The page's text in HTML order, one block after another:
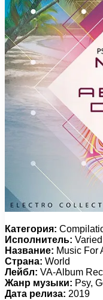
Категория:
Исполнитель:
Название: Music For
Страна: World
Лейбл: VA-Album
Жанр музыки: Psy,
Дата релиза: 2019